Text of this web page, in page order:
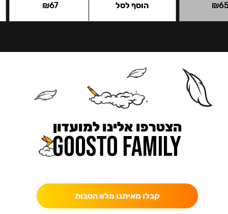
₪
₪67 הוסף לסל
הצטרפו אלינו למועדון
קבלו מאיתנו מלא הטבות